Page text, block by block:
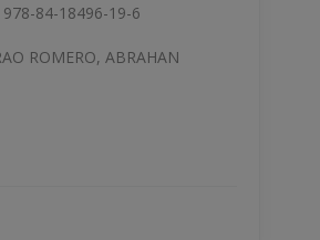
978-84-18496-19-6
ROMERO, ABRAHAN